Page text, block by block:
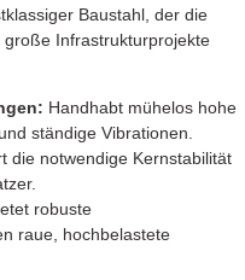
Baustahl, der die
Infrastrukturprojekte
Handhabt mühelos hohe
ständige Vibrationen.
die notwendige Kernstabilität
robuste
raue, hochbelastete